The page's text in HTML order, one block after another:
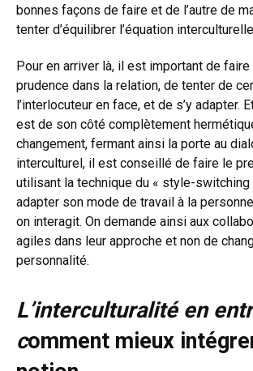
bonnes façons de faire et de l’autre de
tenter d’équilibrer l’équation
Pour en arriver là, il est important de
prudence dans la relation, de tenter de
l’interlocuteur en face, et de s’y adapter.
est de son côté complètement
changement, fermant ainsi la porte au
interculturel, il est conseillé de faire le
utilisant la technique du « style-
adapter son mode de travail à la
on interagit. On demande ainsi aux
agiles dans leur approche et non de
personnalité.
L’interculturalité en
comment mieux